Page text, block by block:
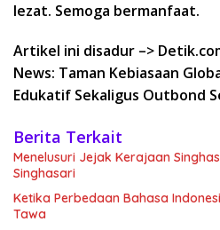
lezat. Semoga bermanfaat.
Artikel ini disadur –>
News: Taman Kebiasaan
Edukatif Sekaligus Outbond
Berita Terkait
Menelusuri Jejak Kerajaan
Singhasari
Ketika Perbedaan Bahasa
Tawa